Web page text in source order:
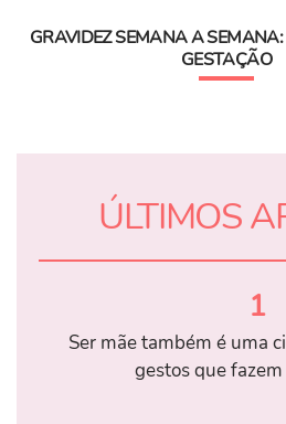
GRAVIDEZ SEMANA A
GESTAÇÃO
ÚLTIMOS
1
Ser mãe também é uma
gestos que